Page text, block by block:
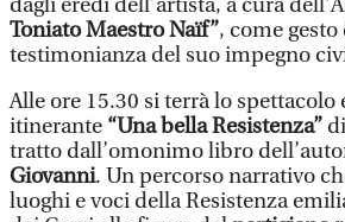
dagli eredi dell’artista, a cura
Toniato Maestro Naïf”, come
testimonianza del suo impegno
Alle ore 15.30 si terrà lo spettacolo
itinerante “Una bella Resistenza”
tratto dall’omonimo libro
Giovanni. Un percorso narrativo
luoghi e voci della Resistenza